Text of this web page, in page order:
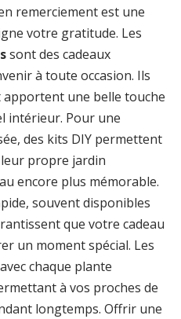
remerciement est une
votre gratitude. Les
sont des cadeaux
à toute occasion. Ils
une belle touche
intérieur. Pour une
des kits DIY permettent
propre jardin
encore plus mémorable.
souvent disponibles
que votre cadeau
un moment spécial. Les
chaque plante
à vos proches de
longtemps. Offrir une